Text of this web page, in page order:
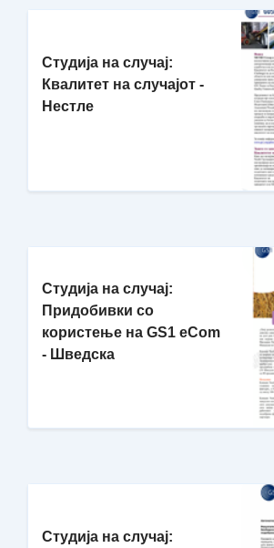
Студија на случај:
Квалитет на случајот -
Нестле
Студија на случај:
Придобивки со
користење на GS1 eCom
- Шведска
Студија на случај: